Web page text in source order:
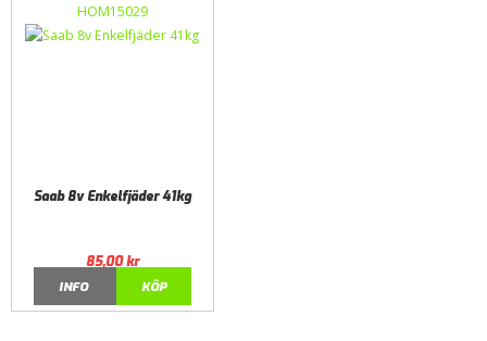
HOM15029
Saab 8v Enkelfjäder 41kg
85,00kr
INFO
KÖP